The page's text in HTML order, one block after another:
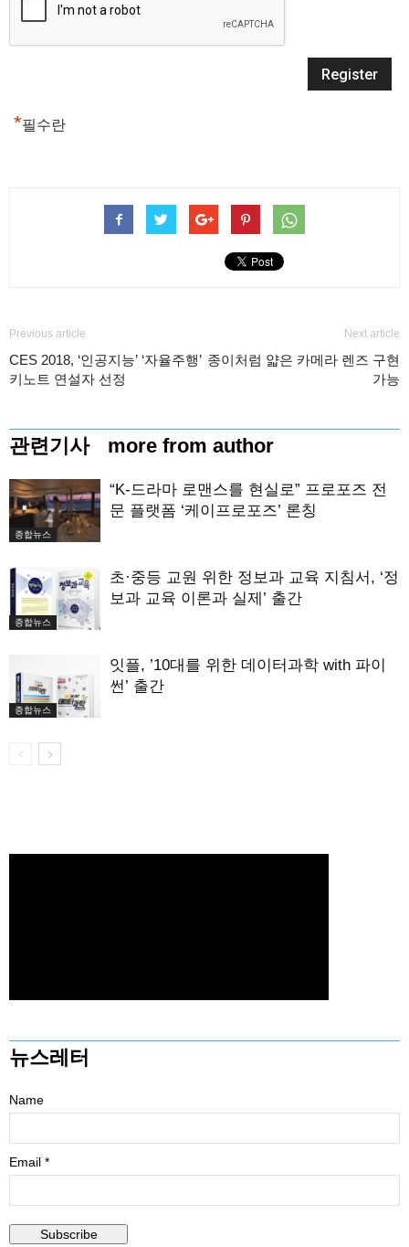
*필수란
Previous article
CES 2018, ‘인공지능’ ‘자율주행’
키노트 연설자 선정
Next article
종이처럼 얇은 카메라 렌즈 구현
가능
관련기사 more from author
종합뉴스
“K-드라마 로맨스를 현실로” 프로포즈 전
문 플랫폼 ‘케이프로포즈’ 론칭
종합뉴스
초·중등 교원 위한 정보과 교육 지침서, ‘정
보과 교육 이론과 실제’ 출간
종합뉴스
잇플, ’10대를 위한 데이터과학 with 파이
썬’ 출간
뉴스레터
Name
Email *